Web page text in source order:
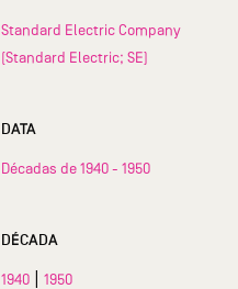
Standard Electric Company
(Standard Electric; SE)
DATA
Décadas de 1940 - 1950
DÉCADA
1940 1950